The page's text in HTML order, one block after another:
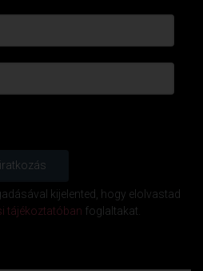
kijelented, hogy elolvastad
tájékoztatóban foglaltakat.